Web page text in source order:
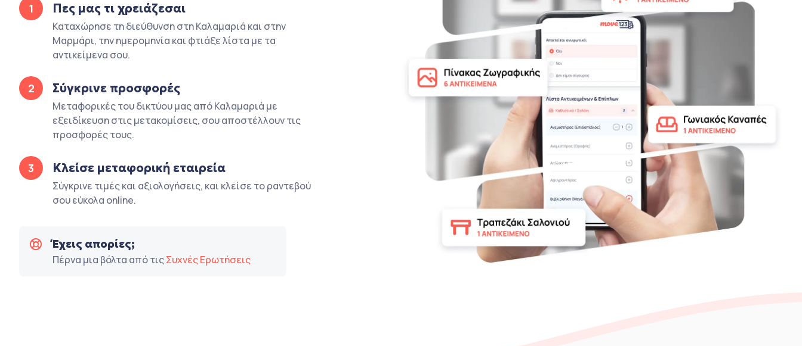
1 Πες μας τι χρειάζεσαι
Καταχώρησε τη διεύθυνση στη Καλαμαριά και στην
Μαρμάρι, την ημερομηνία και φτιάξε λίστα με τα
αντικείμενα σου.
2 Σύγκρινε προσφορές
Μεταφορικές του δικτύου μας από Καλαμαριά με
εξειδίκευση στις μετακομίσεις, σου αποστέλλουν τις
προσφορές τους.
3 Κλείσε μεταφορική εταιρεία
Σύγκρινε τιμές και αξιολογήσεις, και κλείσε το ραντεβού
σου εύκολα online.
Έχεις απορίες;
Πέρνα μια βόλτα από τιςΣυχνές Ερωτήσεις